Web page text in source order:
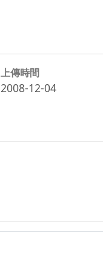
上傳時間
2008-12-04